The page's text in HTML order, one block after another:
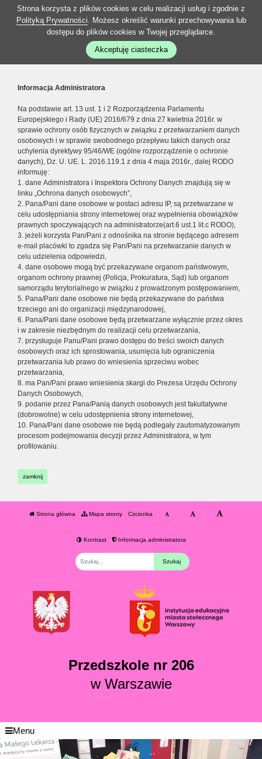
Strona korzysta z plików cookies w celu realizacji usług i zgodnie z
Polityką Prywatności. Możesz określić warunki przechowywania lub
dostępu do plików cookies w Twojej przeglądarce.
Akceptuję ciasteczka
Informacja Administratora
Na podstawie art. 13 ust. 1 i 2 Rozporządzenia Parlamentu
Europejskiego i Rady (UE) 2016/679 z dnia 27 kwietnia 2016r. w
sprawie ochrony osób fizycznych w związku z przetwarzaniem danych
osobowych i w sprawie swobodnego przepływu takich danych oraz
uchylenia dyrektywy 95/46/WE (ogólne rozporządzenie o ochronie
danych), Dz. U. UE. L. 2016.119.1 z dnia 4 maja 2016r., dalej RODO
informuję:
1. dane Administratora i Inspektora Ochrony Danych znajdują się w
linku „Ochrona danych osobowych”,
2. Pana/Pani dane osobowe w postaci adresu IP, są przetwarzane w
celu udostępniania strony internetowej oraz wypełnienia obowiązków
prawnych spoczywających na administratorze(art.6 ust.1 lit.c RODO),
3. jeżeli korzysta Pan/Pani z odnośnika na stronie będącego adresem
e-mail placówki to zgadza się Pan/Pani na przetwarzanie danych w
celu udzielenia odpowiedzi,
4. dane osobowe mogą być przekazywane organom państwowym,
organom ochrony prawnej (Policja, Prokuratura, Sąd) lub organom
samorządu terytorialnego w związku z prowadzonym postępowaniem,
5. Pana/Pani dane osobowe nie będą przekazywane do państwa
trzeciego ani do organizacji międzynarodowej,
6. Pana/Pani dane osobowe będą przetwarzane wyłącznie przez okres
i w zakresie niezbędnym do realizacji celu przetwarzania,
7. przysługuje Panu/Pani prawo dostępu do treści swoich danych
osobowych oraz ich sprostowania, usunięcia lub ograniczenia
przetwarzania lub prawo do wniesienia sprzeciwu wobec
przetwarzania,
8. ma Pan/Pani prawo wniesienia skargi do Prezesa Urzędu Ochrony
Danych Osobowych,
9. podanie przez Pana/Panią danych osobowych jest fakultatywne
(dobrowolne) w celu udostępnienia strony internetowej,
10. Pana/Pani dane osobowe nie będą podlegały zautomatyzowanym
procesom podejmowania decyzji przez Administratora, w tym
profilowaniu.
zamknij
Strona główna Mapa strony Czcionka
Kontrast Informacja administratora
Fraza
Przedszkole nr 206
w Warszawie
Menu